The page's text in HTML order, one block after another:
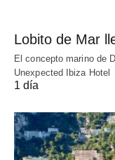
Lobito de Mar
El concepto marino de
Unexpected Ibiza Hotel
1 día